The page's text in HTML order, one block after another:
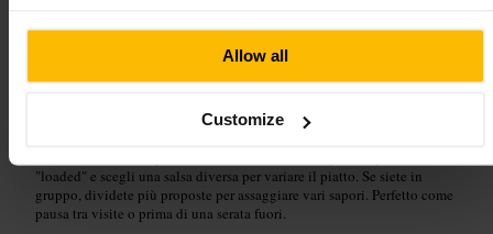
Allow all
Customize
"loaded" e scegli una salsa diversa per variare il piatto. Se siete in
gruppo, dividete più proposte per assaggiare vari sapori. Perfetto come
pausa tra visite o prima di una serata fuori.